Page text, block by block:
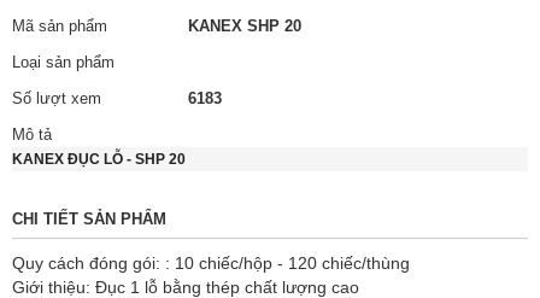
Mã sản phẩm
KANEX SHP 20
Loại sản phẩm
Số lượt xem
6183
Mô tả
KANEX ĐỤC LỖ - SHP 20
CHI TIẾT SẢN PHẨM
Quy cách đóng gói: : 10 chiếc/hộp - 120 chiếc/thùng
Giới thiệu: Đục 1 lỗ bằng thép chất lượng cao